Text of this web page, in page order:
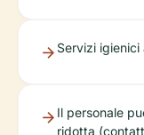
Servizi
Il personale
ridotta